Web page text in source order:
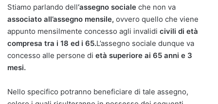
Stiamo parlando dell‘assegno sociale che non va
associato all’assegno mensile, ovvero quello che viene
appunto mensilmente concesso agli invalidi civili di età
compresa tra i 18 ed i 65.L’assegno sociale dunque va
concesso alle persone di età superiore ai 65 anni e 3
mesi.
Nello specifico potranno beneficiare di tale assegno,